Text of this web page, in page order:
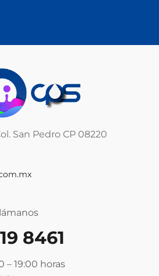
San Pedro CP 08220
8461
– 19:00 horas